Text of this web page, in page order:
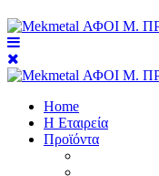
Home
Η Εταιρεία
Προϊόντα